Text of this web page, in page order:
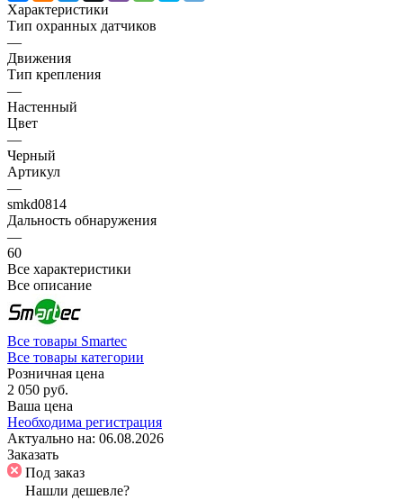
Характеристики
Тип охранных датчиков
—
Движения
Тип крепления
—
Настенный
Цвет
—
Черный
Артикул
—
smkd0814
Дальность обнаружения
—
60
Все характеристики
Все описание
Все товары Smartec
Все товары категории
Розничная цена
2 050 руб.
Ваша цена
Необходима регистрация
Актуально на: 06.08.2026
Заказать
Под заказ
Нашли дешевле?